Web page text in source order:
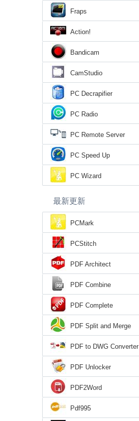
Fraps
Action!
Bandicam
CamStudio
PC Decrapifier
PC Radio
PC Remote Server
PC Speed Up
PC Wizard
最新更新
PCMark
PCStitch
PDF Architect
PDF Combine
PDF Complete
PDF Split and Merge
PDF to DWG Converter
PDF Unlocker
PDF2Word
Pdf995